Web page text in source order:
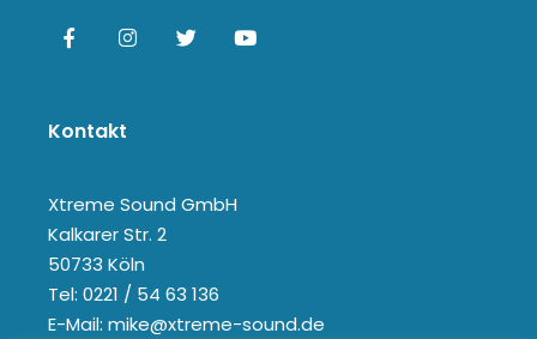
Kontakt
Xtreme Sound GmbH
Kalkarer Str. 2
50733 Köln
Tel: 0221 / 54 63 136
E-Mail: mike@xtreme-sound.de